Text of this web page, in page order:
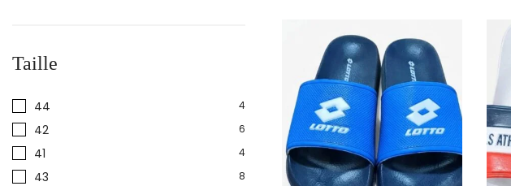
Homme
Sacs à main
Echarpe
Taille
44 4
42 6
41 4
43 8